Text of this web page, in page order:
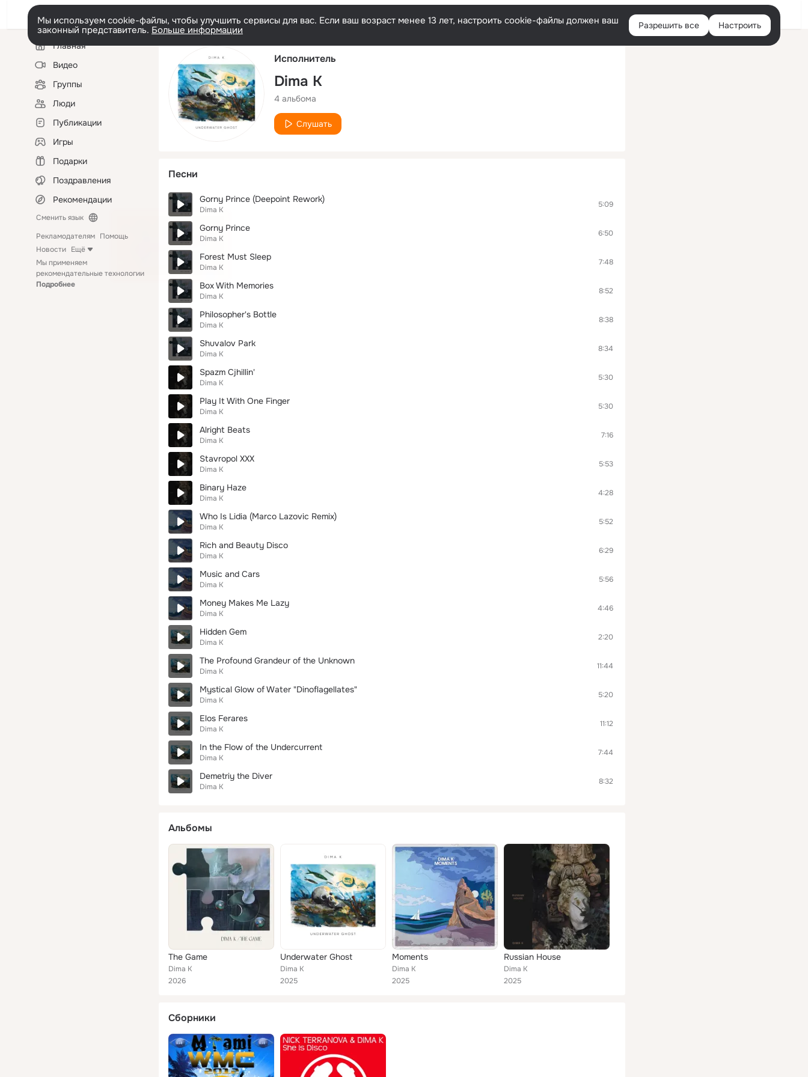
Русский Войти
Мы используем cookie-файлы, чтобы улучшить сервисы для вас. Если ваш возраст менее 13 лет, настроить cookie-файлы должен ваш
законный представитель. Больше информации Разрешить все Настроить
Левая
колонкаГлавная
Видео
Группы
Люди
Публикации
Игры
Подарки
Поздравления
Рекомендации
Сменить язык
Рекламодателям Помощь
Новости Ещё
Мы применяем
рекомендательные технологии
Подробнее
Исполнитель
Dima K
4 альбома
Слушать
Песни
Gorny Prince (Deepoint Rework)
Dima K
5:09
Gorny Prince
Dima K
6:50
Forest Must Sleep
Dima K
7:48
Box With Memories
Dima K
8:52
Philosopher's Bottle
Dima K
8:38
Shuvalov Park
Dima K
8:34
Spazm Cjhillin'
Dima K
5:30
Play It With One Finger
Dima K
5:30
Alright Beats
Dima K
7:16
Stavropol XXX
Dima K
5:53
Binary Haze
Dima K
4:28
Who Is Lidia (Marco Lazovic Remix)
Dima K
5:52
Rich and Beauty Disco
Dima K
6:29
Music and Cars
Dima K
5:56
Money Makes Me Lazy
Dima K
4:46
Hidden Gem
Dima K
2:20
The Profound Grandeur of the Unknown
Dima K
11:44
Mystical Glow of Water "Dinoflagellates"
Dima K
5:20
Elos Ferares
Dima K
11:12
In the Flow of the Undercurrent
Dima K
7:44
Demetriy the Diver
Dima K
8:32
Альбомы
The Game
Dima K
2026
Underwater Ghost
Dima K
2025
Moments
Dima K
2025
Russian House
Dima K
2025
Сборники